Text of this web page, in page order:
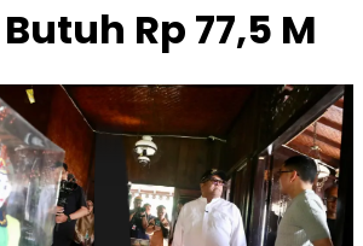
Rp 77,5 M